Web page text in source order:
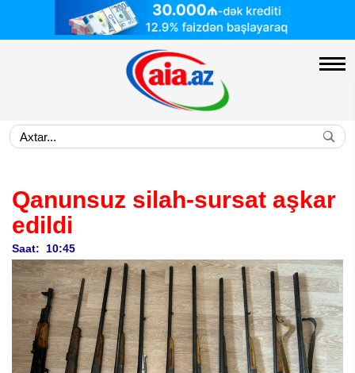
Qanunsuz silah-sursat aşkar
edildi
Saat: 10:45